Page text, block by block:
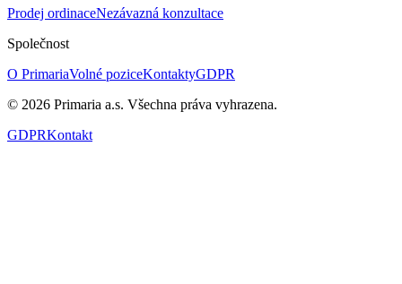
Prodej ordinaceNezávazná konzultace
Společnost
O PrimariaVolné poziceKontaktyGDPR
© 2026 Primaria a.s. Všechna práva vyhrazena.
GDPRKontakt